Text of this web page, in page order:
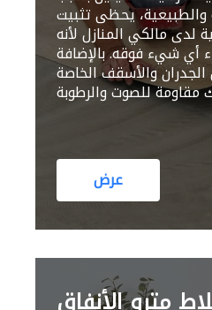
والطبيعية، يحظى تثبيت
لدى مالكي المنازل لأنه
أي شيء فوقه. بالإضافة
والأسقف الخاصة
مقاومة للصوت والرطوبة
عرض